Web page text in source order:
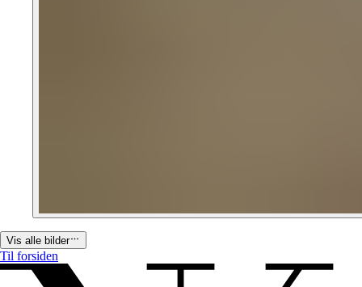
Vis alle bilder
Til forsiden